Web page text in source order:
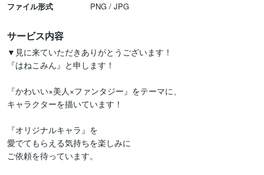
ファイル形式 PNG / JPG
サービス内容
▼見に来ていただきありがとうございます！
『はねこみん』と申します！
『かわいい×美人×ファンタジー』をテーマに、
キャラクターを描いています！
『オリジナルキャラ』を
愛でてもらえる気持ちを楽しみに
ご依頼を待っています。